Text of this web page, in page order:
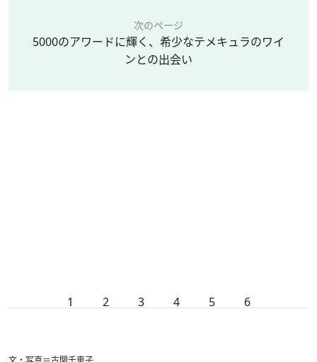
次のページ
5000のアワードに輝く、希少なテメキュラのワイ
ンとの出会い
1 2 3 4 5 6